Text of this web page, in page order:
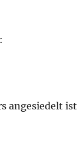
angesiedelt ist